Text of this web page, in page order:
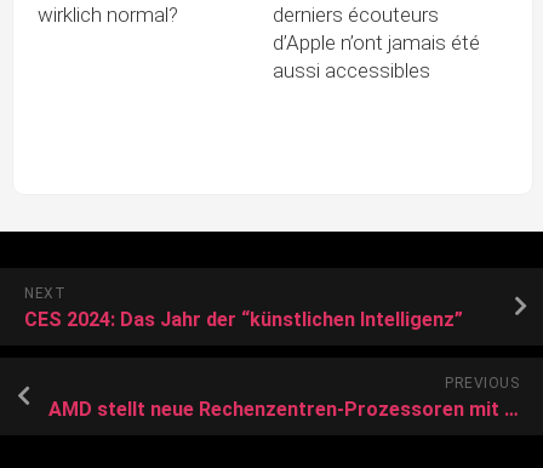
wirklich normal?
derniers écouteurs
d’Apple n’ont jamais été
aussi accessibles
NEXT
CES 2024: Das Jahr der “künstlichen Intelligenz”
PREVIOUS
AMD stellt neue Rechenzentren-Prozessoren mit bis zu 192 Kernen vor